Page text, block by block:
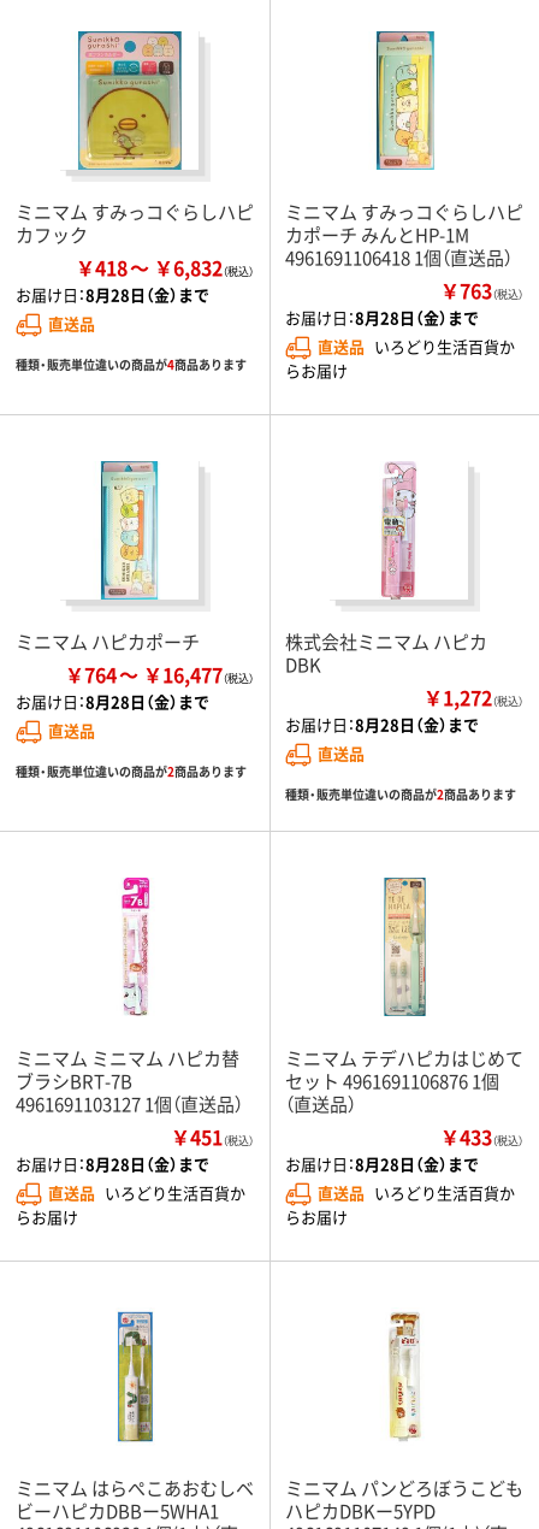
ミニマム すみっコぐらしハピ
カフック
￥418 ￥6,832
お届け日：8月28日（金）まで
直送品
種類・販売単位違いの商品が4商品あります
ミニマム すみっコぐらしハピ
カポーチ みんとHP-1M
4961691106418 1個（直送品）
￥763（税込）
お届け日：8月28日（金）まで
直送品 いろどり生活百貨か
らお届け
ミニマム ハピカポーチ
￥764 ￥16,477
お届け日：8月28日（金）まで
直送品
種類・販売単位違いの商品が2商品あります
株式会社ミニマム ハピカ
DBK
￥1,272（税込）
お届け日：8月28日（金）まで
直送品
種類・販売単位違いの商品が2商品あります
ミニマム ミニマム ハピカ替
ブラシBRT-7B
4961691103127 1個（直送品）
￥451（税込）
お届け日：8月28日（金）まで
直送品 いろどり生活百貨か
らお届け
ミニマム テデハピカはじめて
セット 4961691106876 1個
（直送品）
￥433（税込）
お届け日：8月28日（金）まで
直送品 いろどり生活百貨か
らお届け
ミニマム はらぺこあおむしベ
ビーハピカDBBー5WHA1
ミニマム パンどろぼうこども
ハピカDBKー5YPD